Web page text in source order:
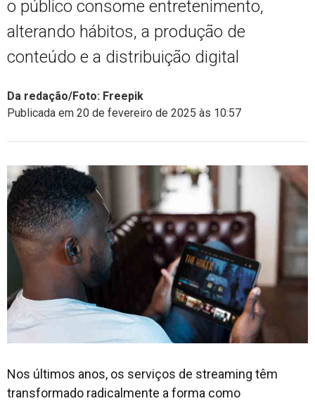
o público consome entretenimento,
alterando hábitos, a produção de
conteúdo e a distribuição digital
Da redação/Foto: Freepik
Publicada em 20 de fevereiro de 2025 às 10:57
Nos últimos anos, os serviços de streaming têm
transformado radicalmente a forma como